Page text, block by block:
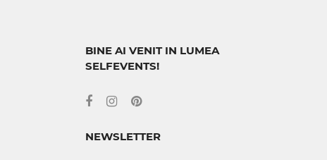
BINE AI VENIT IN LUMEA
SELFEVENTS!
NEWSLETTER